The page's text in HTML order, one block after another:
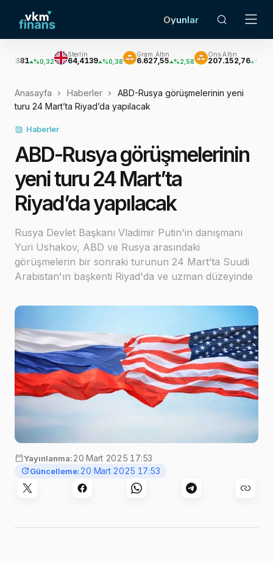
Oyunlar
%0,32
Sterlin
64,4139 %0,38
Gram Altın
6.627,55 %2,58
Ons Altın
207.152,76 %2,62
Anasayfa Haberler
ABD-Rusya görüşmelerinin yeni
turu 24 Mart’ta Riyad’da yapılacak
Haberler
ABD-Rusya görüşmelerinin
yeni turu 24 Mart’ta
Riyad’da yapılacak
Rusya Devlet Başkanı Vladimir Putin'in danışmanı
Yuri Ushakov, ABD ve Rusya arasındaki
görüşmelerin bir sonraki turunun 24 Mart’ta Suudi
Arabistan'ın başkenti Riyad'da ve uzman düzeyinde
isimler başkanlık edecekUshakov, Rus heyetin…
Yayınlanma:20 Mart 2025 17:53
Güncelleme:20 Mart 2025 17:53